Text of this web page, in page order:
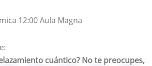
12:00 Aula Magna
cuántico? No te preocupes,